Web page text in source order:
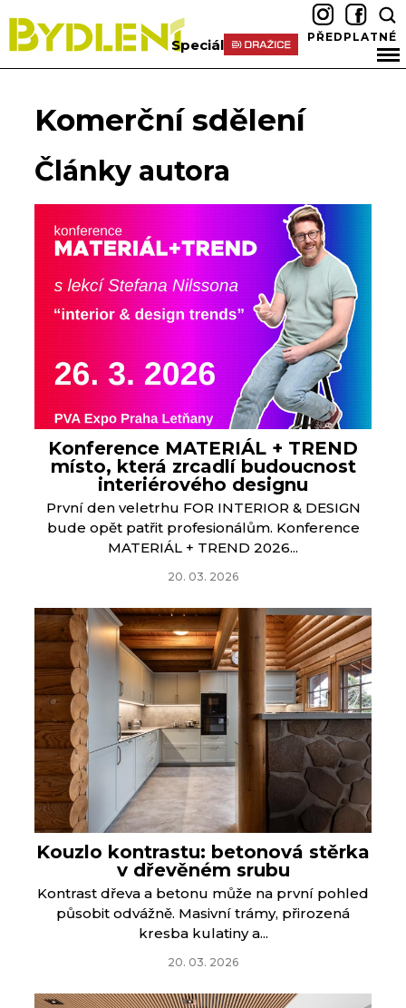
Speciál PŘEDPLATNÉ
Komerční sdělení
Články autora
Konference MATERIÁL + TREND
místo, která zrcadlí budoucnost
interiérového designu
První den veletrhu FOR INTERIOR & DESIGN
bude opět patřit profesionálům. Konference
MATERIÁL + TREND 2026...
20. 03. 2026
Kouzlo kontrastu: betonová stěrka
v dřevěném srubu
Kontrast dřeva a betonu může na první pohled
působit odvážně. Masivní trámy, přirozená
kresba kulatiny a...
20. 03. 2026